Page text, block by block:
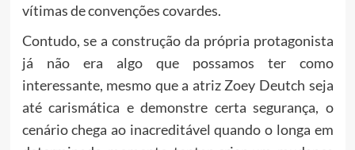
vítimas de convenções covardes.
Contudo, se a construção da própria protagonista
já não era algo que possamos ter como
interessante, mesmo que a atriz Zoey Deutch seja
até carismática e demonstre certa segurança, o
cenário chega ao inacreditável quando o longa em